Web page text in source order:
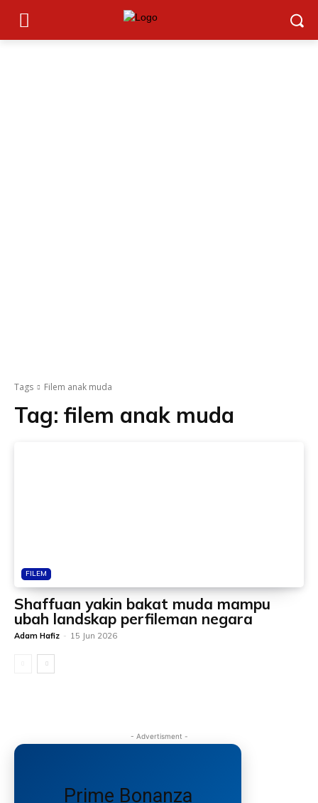
Tags Filem anak muda
Tag: filem anak muda
FILEM
Shaffuan yakin bakat muda mampu
ubah landskap perfileman negara
Adam Hafiz - 15 Jun 2026
- Advertisment -
Prime Bonanza